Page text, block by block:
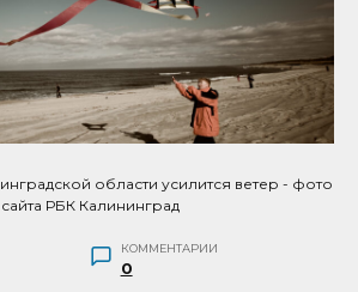
области усилится ветер - фото
сайта РБК Калининград
КОММЕНТАРИИ
0